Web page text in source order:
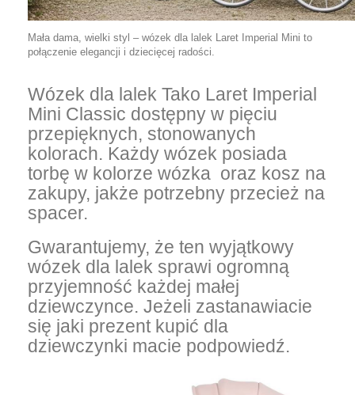
Mała dama, wielki styl – wózek dla lalek Laret Imperial Mini to
połączenie elegancji i dziecięcej radości.
Wózek dla lalek Tako Laret Imperial
Mini Classic dostępny w pięciu
przepięknych, stonowanych
kolorach. Każdy wózek posiada
torbę w kolorze wózka oraz kosz na
zakupy, jakże potrzebny przecież na
spacer.
Gwarantujemy, że ten wyjątkowy
wózek dla lalek sprawi ogromną
przyjemność każdej małej
dziewczynce. Jeżeli zastanawiacie
się jaki prezent kupić dla
dziewczynki macie podpowiedź.